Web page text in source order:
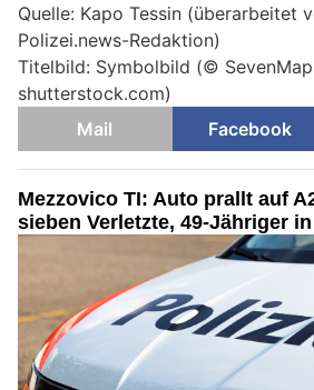
Quelle: Kapo Tessin (überarbeitet
Polizei.news-Redaktion)
Titelbild: Symbolbild (©
shutterstock.com)
Mail
Facebook
Mezzovico TI: Auto prallt auf
sieben Verletzte, 49-Jähriger